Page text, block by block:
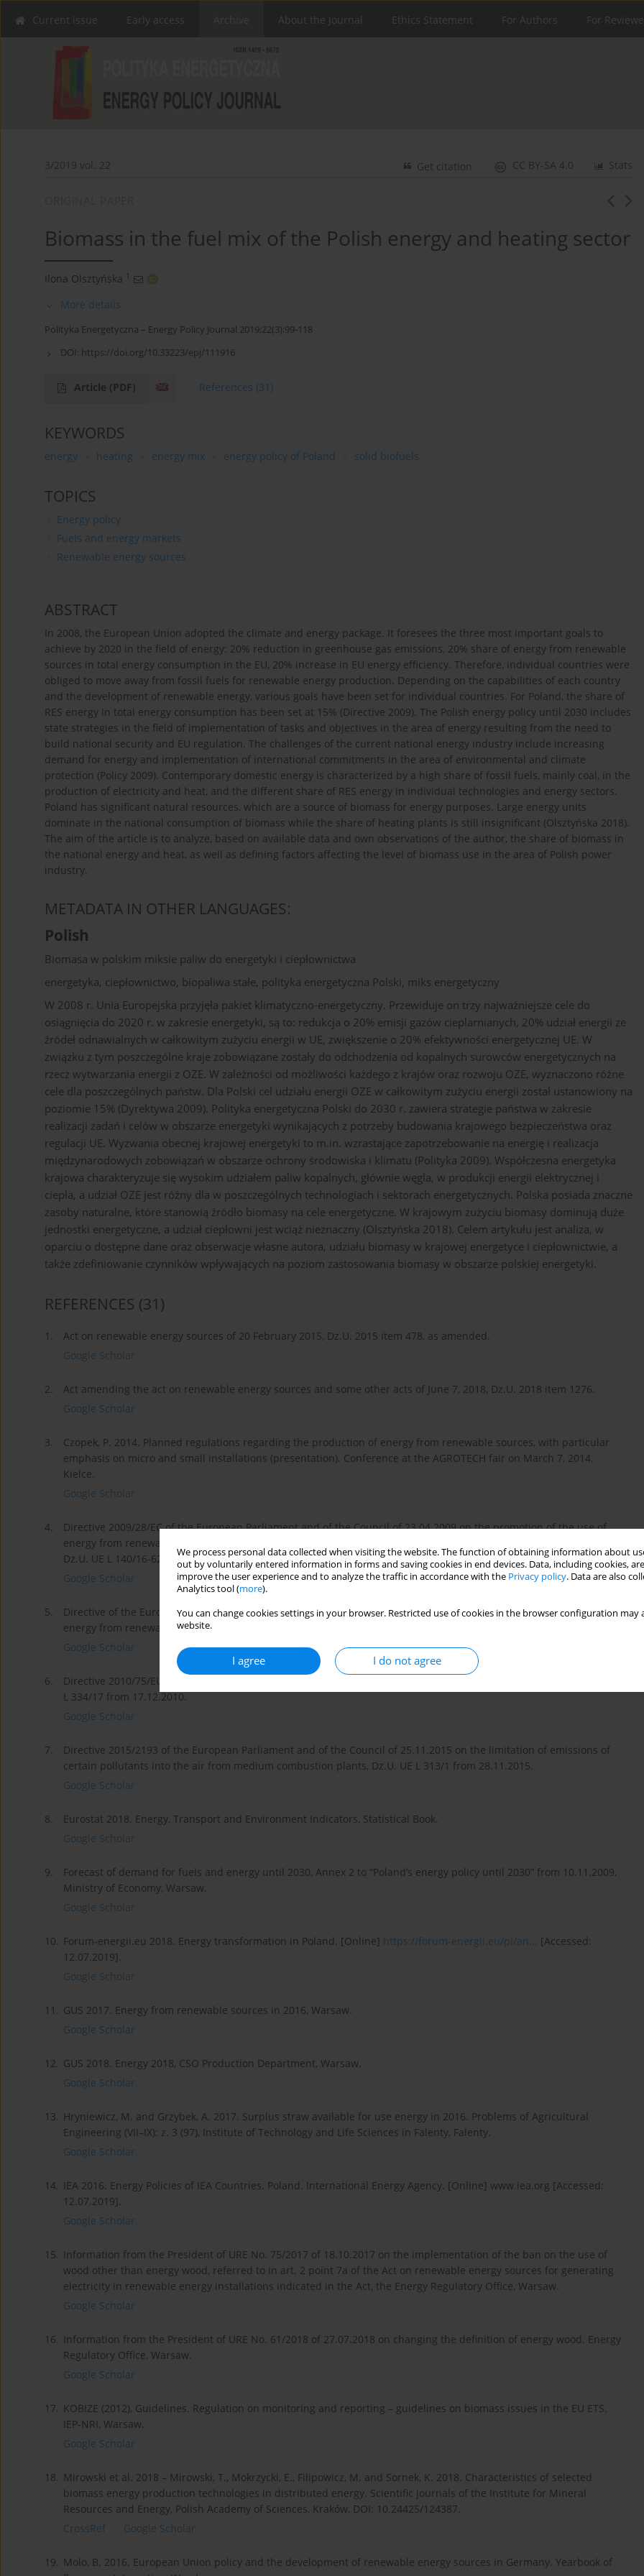
We process personal data collected when visiting the website. The function of obtaining information about
out by voluntarily entered information in forms and saving cookies in end devices. Data, including cookies,
improve the user experience and to analyze the traffic in accordance with the Privacy policy. Data are also
Analytics tool (more).
You can change cookies settings in your browser. Restricted use of cookies in the browser configuration
website.
I agree I do not agree
Current issue Early access About the Journal Ethics Statement For Authors For
3/2019 vol. 22 Stats
CC BY-SA 4.0
Get citation
Biomass in the fuel mix of the Polish energy and heating sector
Ilona Olsztyńska 1
More details
Polityka Energetyczna – Energy Policy Journal 2019;22(3):99-118
DOI: https://doi.org/10.33223/epj/111916
Article (PDF) References (31)
KEYWORDS
energy heating energy mix energy policy of Poland solid biofuels
TOPICS
Energy policy
Fuels and energy markets
Renewable energy sources
ABSTRACT
In 2008, the European Union adopted the climate and energy package. It foresees the three most important goals to
achieve by 2020 in the field of energy: 20% reduction in greenhouse gas emissions, 20% share of energy from renewable
sources in total energy consumption in the EU, 20% increase in EU energy efficiency. Therefore, individual countries were
obliged to move away from fossil fuels for renewable energy production. Depending on the capabilities of each country
and the development of renewable energy, various goals have been set for individual countries. For Poland, the share of
RES energy in total energy consumption has been set at 15% (Directive 2009). The Polish energy policy until 2030 includes
state strategies in the field of implementation of tasks and objectives in the area of energy resulting from the need to
build national security and EU regulation. The challenges of the current national energy industry include increasing
demand for energy and implementation of international commitments in the area of environmental and climate
protection (Policy 2009). Contemporary domestic energy is characterized by a high share of fossil fuels, mainly coal, in the
production of electricity and heat, and the different share of RES energy in individual technologies and energy sectors.
Poland has significant natural resources, which are a source of biomass for energy purposes. Large energy units
dominate in the national consumption of biomass while the share of heating plants is still insignificant (Olsztyńska 2018).
The aim of the article is to analyze, based on available data and own observations of the author, the share of biomass in
the national energy and heat, as well as defining factors affecting the level of biomass use in the area of Polish power
industry.
METADATA IN OTHER LANGUAGES:
Polish
Biomasa w polskim miksie paliw do energetyki i ciepłownictwa
energetyka, ciepłownictwo, biopaliwa stałe, polityka energetyczna Polski, miks energetyczny
W 2008 r. Unia Europejska przyjęła pakiet klimatyczno-energetyczny. Przewiduje on trzy najważniejsze cele do
osiągnięcia do 2020 r. w zakresie energetyki, są to: redukcja o 20% emisji gazów cieplarnianych, 20% udział energii ze
źródeł odnawialnych w całkowitym zużyciu energii w UE, zwiększenie o 20% efektywności energetycznej UE. W
związku z tym poszczególne kraje zobowiązane zostały do odchodzenia od kopalnych surowców energetycznych na
rzecz wytwarzania energii z OZE. W zależności od możliwości każdego z krajów oraz rozwoju OZE, wyznaczono różne
cele dla poszczególnych państw. Dla Polski cel udziału energii OZE w całkowitym zużyciu energii został ustanowiony na
poziomie 15% (Dyrektywa 2009). Polityka energetyczna Polski do 2030 r. zawiera strategie państwa w zakresie
realizacji zadań i celów w obszarze energetyki wynikających z potrzeby budowania krajowego bezpieczeństwa oraz
regulacji UE. Wyzwania obecnej krajowej energetyki to m.in. wzrastające zapotrzebowanie na energię i realizacja
międzynarodowych zobowiązań w obszarze ochrony środowiska i klimatu (Polityka 2009). Współczesna energetyka
krajowa charakteryzuje się wysokim udziałem paliw kopalnych, głównie węgla, w produkcji energii elektrycznej i
ciepła, a udział OZE jest różny dla w poszczególnych technologiach i sektorach energetycznych. Polska posiada znaczne
zasoby naturalne, które stanowią źródło biomasy na cele energetyczne. W krajowym zużyciu biomasy dominują duże
jednostki energetyczne, a udział ciepłowni jest wciąż nieznaczny (Olsztyńska 2018). Celem artykułu jest analiza, w
oparciu o dostępne dane oraz obserwacje własne autora, udziału biomasy w krajowej energetyce i ciepłownictwie, a
także zdefiniowanie czynników wpływających na poziom zastosowania biomasy w obszarze polskiej energetyki.
REFERENCES (31)
1.
Act on renewable energy sources of 20 February 2015, Dz.U. 2015 item 478, as amended.
Google Scholar
2.
Act amending the act on renewable energy sources and some other acts of June 7, 2018, Dz.U. 2018 item 1276.
Google Scholar
3.
Czopek, P. 2014. Planned regulations regarding the production of energy from renewable sources, with particular
emphasis on micro and small installations (presentation). Conference at the AGROTECH fair on March 7, 2014,
Kielce.
Google Scholar
4.
Directive 2009/28/EC of the European Parliament and of the Council of 23.04.2009 on the promotion of the use of
energy from renewable sources, amending and subsequently repealing Directives 2001/77/EC and 2003/30/EC,
Dz.U. UE L 140/16-62 from 05.06.2009.
Google Scholar
5.
Directive of the European Parliament and of the Council 2018/2001 of 11.12.2018 on the promotion of the use of
energy from renewable sources, U. UE L 328/82 from 21.12.2018.
Google Scholar
6.
Directive 2010/75/EU of the European Parliament and of the Council of 24.11.2010 on industrial emissions, Dz.U. UE
L 334/17 from 17.12.2010.
Google Scholar
7.
Directive 2015/2193 of the European Parliament and of the Council of 25.11.2015 on the limitation of emissions of
certain pollutants into the air from medium combustion plants, Dz.U. UE L 313/1 from 28.11.2015.
Google Scholar
8.
Eurostat 2018. Energy, Transport and Environment Indicators, Statistical Book.
Google Scholar
9.
Forecast of demand for fuels and energy until 2030, Annex 2 to “Poland’s energy policy until 2030” from 10.11.2009,
Ministry of Economy, Warsaw.
Google Scholar
10. Forum-energii.eu 2018. Energy transformation in Poland. [Online] https://forum-energii.eu/pl/an... [Accessed:
12.07.2019].
Google Scholar
11. GUS 2017. Energy from renewable sources in 2016, Warsaw.
Google Scholar
12. GUS 2018. Energy 2018, CSO Production Department, Warsaw.
Google Scholar
13. Hryniewicz, M. and Grzybek, A. 2017. Surplus straw available for use energy in 2016. Problems of Agricultural
Engineering (VII–IX): z. 3 (97), Institute of Technology and Life Sciences in Falenty, Falenty.
Google Scholar
14.
IEA 2016. Energy Policies of IEA Countries. Poland. International Energy Agency. [Online] www.iea.org [Accessed:
12.07.2019].
Google Scholar
15.
Information from the President of URE No. 75/2017 of 18.10.2017 on the implementation of the ban on the use of
wood other than energy wood, referred to in art. 2 point 7a of the Act on renewable energy sources for generating
electricity in renewable energy installations indicated in the Act, the Energy Regulatory Office, Warsaw.
Google Scholar
16.
Information from the President of URE No. 61/2018 of 27.07.2018 on changing the definition of energy wood. Energy
Regulatory Office, Warsaw.
Google Scholar
17. KOBIZE (2012), Guidelines. Regulation on monitoring and reporting – guidelines on biomass issues in the EU ETS.
IEP-NRI, Warsaw.
Google Scholar
18. Mirowski et al. 2018 – Mirowski, T., Mokrzycki, E., Filipowicz, M. and Sornek, K. 2018. Characteristics of selected
biomass energy production technologies in distributed energy. Scientific journals of the Institute for Mineral
Resources and Energy, Polish Academy of Sciences, Kraków, DOI: 10.24425/124387.
CrossRef
Google Scholar
19. Molo, B. 2016. European Union policy and the development of renewable energy sources in Germany. Yearbook of